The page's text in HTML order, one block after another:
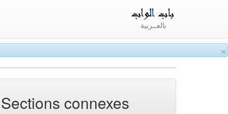
×
بالعــربية
Sections connexes